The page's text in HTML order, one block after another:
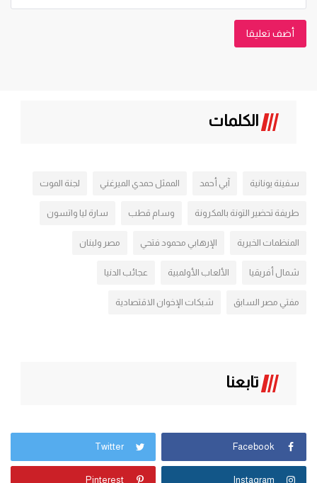
أضف تعليقا
الكلمات
سفينة يونانية آبي أحمد الممثل حمدي الميرغني لجنة الموت
طريفة تحضير التونة بالمكرونة وسام قطب سارة ليا واتسون
المنظمات الخيرية الإرهابي محمود فتحي مصر ولبنان
شمال أفريقيا الألعاب الأولمبية عجائب الدنيا
مفتي مصر السابق شبكات الإخوان الاقتصادية
تابعنا
Facebook
Twitter
Instagram
Pinterest